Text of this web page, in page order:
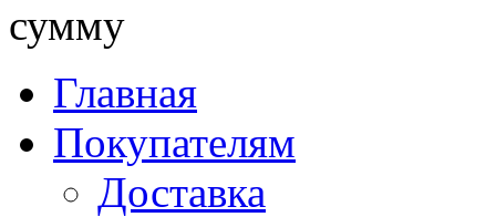
сумму
Главная
Покупателям
Доставка